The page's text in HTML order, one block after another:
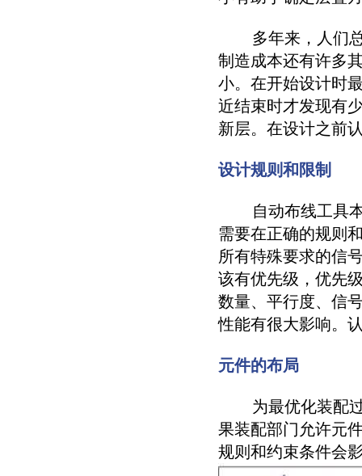
多年来，人们总
制造成本还有许多
小。在开始设计时
近结束时才发现有
新层。在设计之前
设计规则和限制
自动布线工具本
需要在正确的规则
所有特殊要求的信
该有优先级，优先
数量、平行度、信
性能有很大影响。
元件的布局
为最优化装配过
果装配部门允许元
规则和约束条件会